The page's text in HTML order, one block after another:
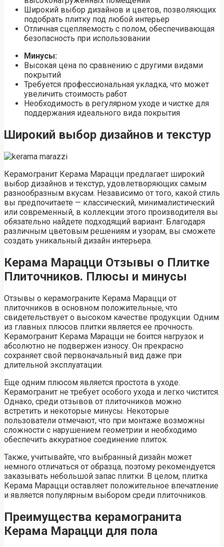
Широкий выбор дизайнов и цветов, позволяющих
подобрать плитку под любой интерьер
Отличная сцепляемость с полом, обеспечивающая
безопасность при использовании
Минусы:
Высокая цена по сравнению с другими видами
покрытий
Требуется профессиональная укладка, что может
увеличить стоимость работ
Необходимость в регулярном уходе и чистке для
поддержания идеального вида покрытия
Широкий выбор дизайнов и текстур
Керамогранит Керама Марацци предлагает широкий
выбор дизайнов и текстур, удовлетворяющих самым
разнообразным вкусам. Независимо от того, какой стиль
вы предпочитаете — классический, минималистический
или современный, в коллекции этого производителя вы
обязательно найдете подходящий вариант. Благодаря
различным цветовым решениям и узорам, вы сможете
создать уникальный дизайн интерьера.
Керама Марацци Отзывы о Плитке
Плиточников. Плюсы и минусы
Отзывы о керамограните Керама Марацци от
плиточников в основном положительные, что
свидетельствует о высоком качестве продукции. Одним
из главных плюсов плитки является ее прочность.
Керамогранит Керама Марацци не боится нагрузок и
абсолютно не подвержен износу. Он прекрасно
сохраняет свой первоначальный вид даже при
длительной эксплуатации.
Еще одним плюсом является простота в уходе.
Керамогранит не требует особого ухода и легко чистится.
Однако, среди отзывов от плиточников можно
встретить и некоторые минусы. Некоторые
пользователи отмечают, что при монтаже возможны
сложности с нарушением геометрии и необходимо
обеспечить аккуратное соединение плиток.
Также, учитывайте, что выбранный дизайн может
немного отличаться от образца, поэтому рекомендуется
заказывать небольшой запас плитки. В целом, плитка
Керама Марацци оставляет положительное впечатление
и является популярным выбором среди плиточников.
Преимущества керамогранита
Керама Марацци для пола